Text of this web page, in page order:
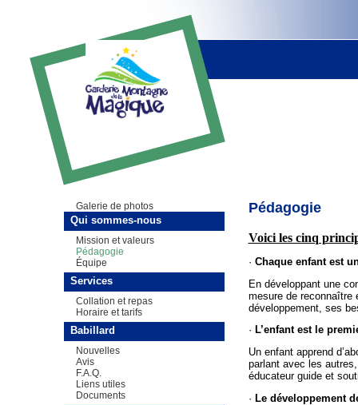
Galerie de photos
Qui sommes-nous
Mission et valeurs
Pédagogie
Équipe
Services
Collation et repas
Horaire et tarifs
Babillard
Nouvelles
Avis
F.A.Q.
Liens utiles
Documents
Pédagogie
Voici les cinq
· Chaque enfant est
En développant une
mesure de reconnaître
développement, ses
· L’enfant est le
Un enfant apprend
parlant avec les
éducateur guide et
· Le développement